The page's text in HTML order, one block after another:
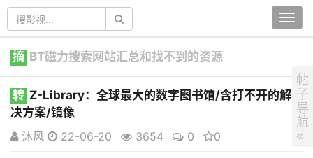
摘 BT磁力搜索网站汇总和找不到的资源
转 Z-Library：全球最大的数字图书馆/含打不开的解
决方案/镜像
沐风
22-06-20 3654 0 0
帖
子
导
航